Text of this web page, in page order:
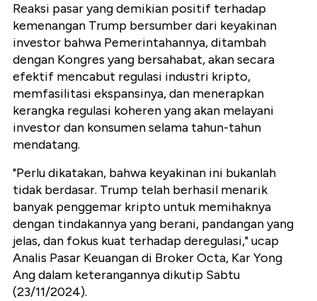
Reaksi pasar yang demikian positif terhadap
kemenangan Trump bersumber dari keyakinan
investor bahwa Pemerintahannya, ditambah
dengan Kongres yang bersahabat, akan secara
efektif mencabut regulasi industri kripto,
memfasilitasi ekspansinya, dan menerapkan
kerangka regulasi koheren yang akan melayani
investor dan konsumen selama tahun-tahun
mendatang.
"Perlu dikatakan, bahwa keyakinan ini bukanlah
tidak berdasar. Trump telah berhasil menarik
banyak penggemar kripto untuk memihaknya
dengan tindakannya yang berani, pandangan yang
jelas, dan fokus kuat terhadap deregulasi," ucap
Analis Pasar Keuangan di Broker Octa, Kar Yong
Ang dalam keterangannya dikutip Sabtu
(23/11/2024).